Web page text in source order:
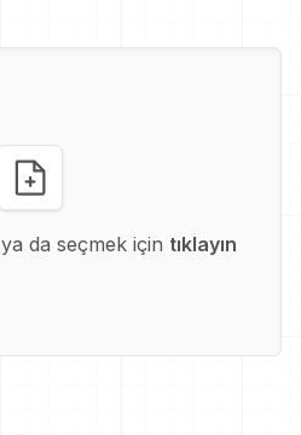
ya da seçmek için tıklayın